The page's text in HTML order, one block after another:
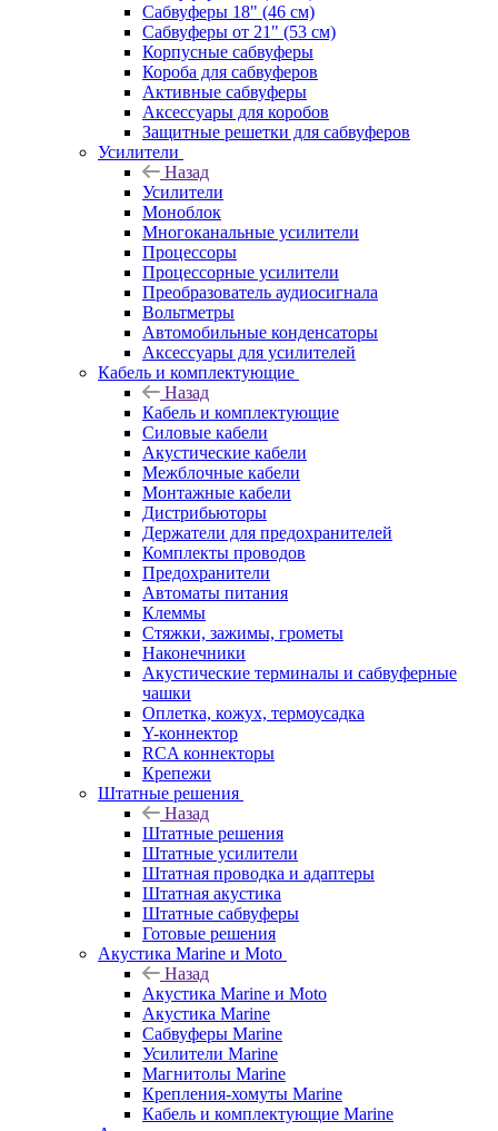
Сабвуферы 18" (46 см)
Сабвуферы от 21" (53 см)
Корпусные сабвуферы
Короба для сабвуферов
Активные сабвуферы
Аксессуары для коробов
Защитные решетки для сабвуферов
Усилители
Назад
Усилители
Моноблок
Многоканальные усилители
Процессоры
Процессорные усилители
Преобразователь аудиосигнала
Вольтметры
Автомобильные конденсаторы
Аксессуары для усилителей
Кабель и комплектующие
Назад
Кабель и комплектующие
Силовые кабели
Акустические кабели
Межблочные кабели
Монтажные кабели
Дистрибьюторы
Держатели для предохранителей
Комплекты проводов
Предохранители
Автоматы питания
Клеммы
Стяжки, зажимы, грометы
Наконечники
Акустические терминалы и сабвуферные
чашки
Оплетка, кожух, термоусадка
Y-коннектор
RCA коннекторы
Крепежи
Штатные решения
Назад
Штатные решения
Штатные усилители
Штатная проводка и адаптеры
Штатная акустика
Штатные сабвуферы
Готовые решения
Акустика Marine и Moto
Назад
Акустика Marine и Moto
Акустика Marine
Сабвуферы Marine
Усилители Marine
Магнитолы Marine
Крепления-хомуты Marine
Кабель и комплектующие Marine